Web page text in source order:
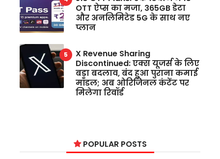
OTT ऐप्स का मजा, 365GB डेटा
और अनलिमिटेड 5G के साथ नए
प्लान
X Revenue Sharing
Discontinued: एक्स यूजर्स के लिए
बड़ा बदलाव, बंद हुआ पुराना कमाई
मॉडल; अब ओरिजिनल कंटेंट पर
मिलेगा रिवॉर्ड
POPULAR POSTS